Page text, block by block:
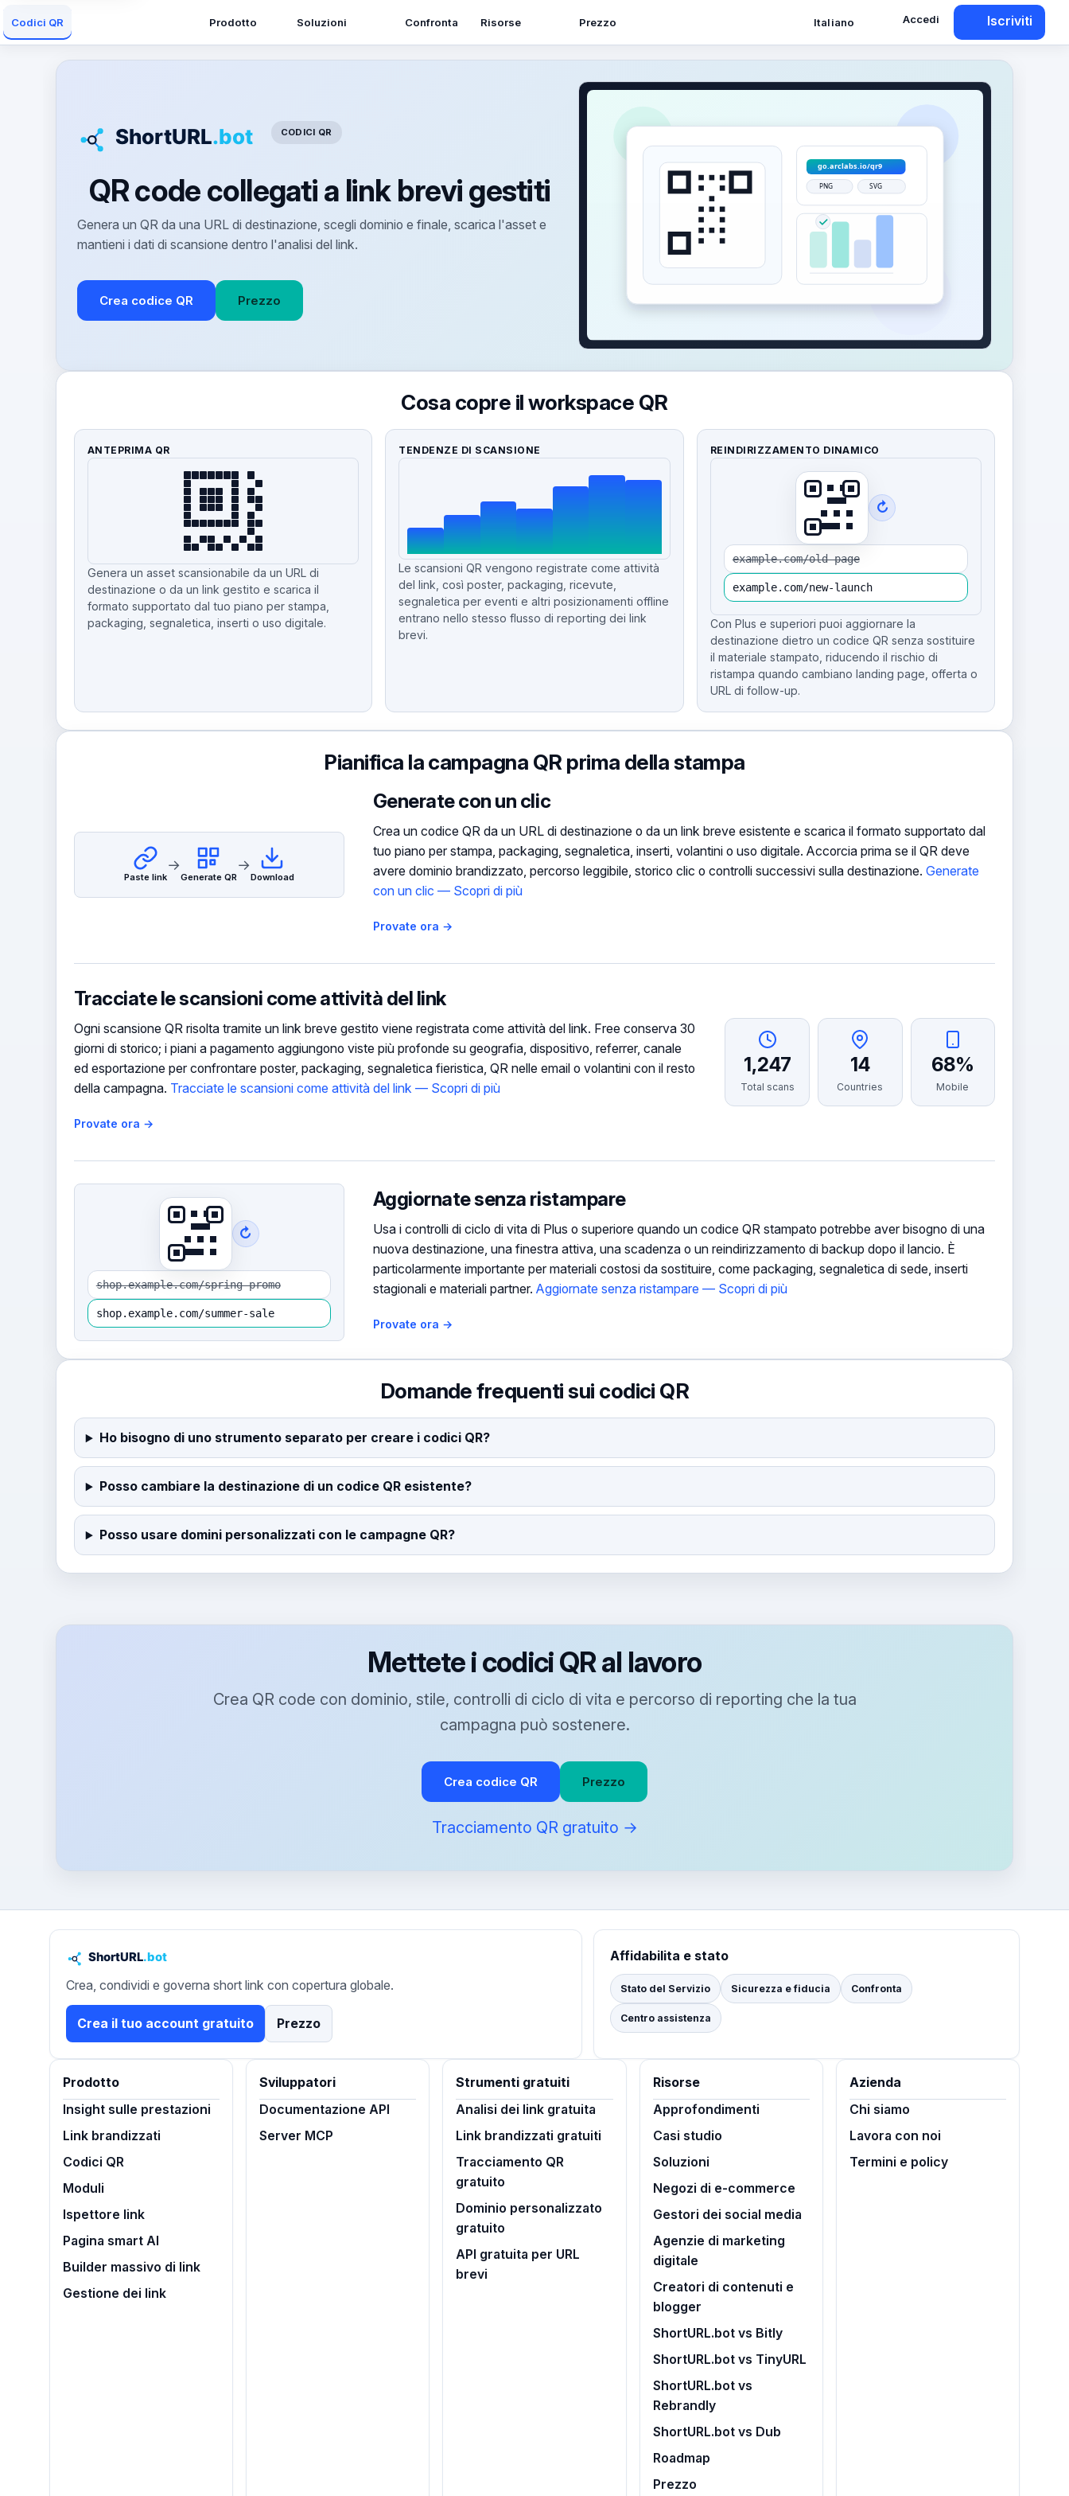
Codici QR Prodotto Soluzioni Confronta Risorse Prezzo Italiano Accedi Iscriviti
CODICI QR
QR code collegati a link brevi gestiti
Genera un QR da una URL di destinazione, scegli dominio e finale, scarica l'asset e
mantieni i dati di scansione dentro l'analisi del link.
Crea codice QR Prezzo
Cosa copre il workspace QR
ANTEPRIMA QR
Genera un asset scansionabile da un URL di
destinazione o da un link gestito e scarica il
formato supportato dal tuo piano per stampa,
packaging, segnaletica, inserti o uso digitale.
TENDENZE DI SCANSIONE
Le scansioni QR vengono registrate come attività
del link, così poster, packaging, ricevute,
segnaletica per eventi e altri posizionamenti offline
entrano nello stesso flusso di reporting dei link
brevi.
REINDIRIZZAMENTO DINAMICO
↻
example.com/old-page
example.com/new-launch
Con Plus e superiori puoi aggiornare la
destinazione dietro un codice QR senza sostituire
il materiale stampato, riducendo il rischio di
ristampa quando cambiano landing page, offerta o
URL di follow-up.
Pianifica la campagna QR prima della stampa
Paste link
→
Generate QR
→
Download
Generate con un clic
Crea un codice QR da un URL di destinazione o da un link breve esistente e scarica il formato supportato dal
tuo piano per stampa, packaging, segnaletica, inserti, volantini o uso digitale. Accorcia prima se il QR deve
avere dominio brandizzato, percorso leggibile, storico clic o controlli successivi sulla destinazione. Generate
con un clic — Scopri di più
Provate ora →
1,247
Total scans
14
Countries
68%
Mobile
Tracciate le scansioni come attività del link
Ogni scansione QR risolta tramite un link breve gestito viene registrata come attività del link. Free conserva 30
giorni di storico; i piani a pagamento aggiungono viste più profonde su geografia, dispositivo, referrer, canale
ed esportazione per confrontare poster, packaging, segnaletica fieristica, QR nelle email o volantini con il resto
della campagna. Tracciate le scansioni come attività del link — Scopri di più
Provate ora →
↻
shop.example.com/spring-promo
shop.example.com/summer-sale
Aggiornate senza ristampare
Usa i controlli di ciclo di vita di Plus o superiore quando un codice QR stampato potrebbe aver bisogno di una
nuova destinazione, una finestra attiva, una scadenza o un reindirizzamento di backup dopo il lancio. È
particolarmente importante per materiali costosi da sostituire, come packaging, segnaletica di sede, inserti
stagionali e materiali partner. Aggiornate senza ristampare — Scopri di più
Provate ora →
Domande frequenti sui codici QR
Ho bisogno di uno strumento separato per creare i codici QR?
Posso cambiare la destinazione di un codice QR esistente?
Posso usare domini personalizzati con le campagne QR?
Mettete i codici QR al lavoro
Crea QR code con dominio, stile, controlli di ciclo di vita e percorso di reporting che la tua
campagna può sostenere.
Crea codice QR Prezzo
Tracciamento QR gratuito →
Crea, condividi e governa short link con copertura globale.
Crea il tuo account gratuito Prezzo
Affidabilita e stato
Stato del Servizio Sicurezza e fiducia Confronta
Centro assistenza
Prodotto
Insight sulle prestazioni
Link brandizzati
Codici QR
Moduli
Ispettore link
Pagina smart AI
Builder massivo di link
Gestione dei link
Sviluppatori
Documentazione API
Server MCP
Strumenti gratuiti
Analisi dei link gratuita
Link brandizzati gratuiti
Tracciamento QR
gratuito
Dominio personalizzato
gratuito
API gratuita per URL
brevi
Risorse
Approfondimenti
Casi studio
Soluzioni
Negozi di e-commerce
Gestori dei social media
Agenzie di marketing
digitale
Creatori di contenuti e
blogger
ShortURL.bot vs Bitly
ShortURL.bot vs TinyURL
ShortURL.bot vs
Rebrandly
ShortURL.bot vs Dub
Roadmap
Prezzo
Azienda
Chi siamo
Lavora con noi
Termini e policy